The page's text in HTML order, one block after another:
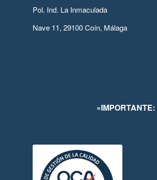
Pol. Ind. La Inmaculada
Nave 11, 29100 Coín, Málaga
«IMPORTANTE: